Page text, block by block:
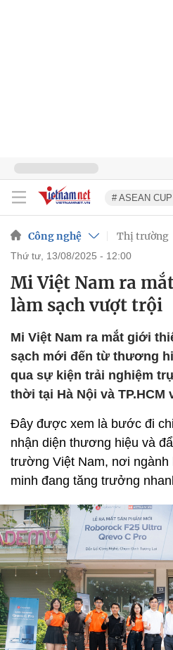
# ASEAN
Công nghệ Thị trường
thứ tư, 13/08/2025 - 12:00
Mi Việt Nam ra
làm sạch vượt trội
Mi Việt Nam ra mắt giới
sạch mới đến từ thương
qua sự kiện trải nghiệm
thời tại Hà Nội và TP.HCM
Đây được xem là bước đi
nhận diện thương hiệu và
trường Việt Nam, nơi ngành
minh đang tăng trưởng